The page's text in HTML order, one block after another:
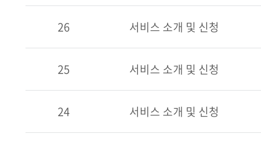
26 서비스 소개 및 신청
25 서비스 소개 및 신청
24 서비스 소개 및 신청